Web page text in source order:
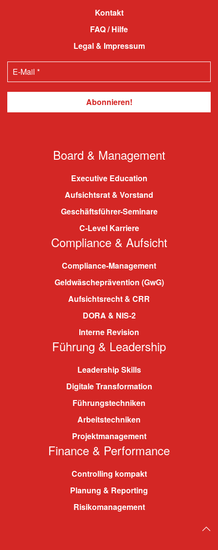
Kontakt
FAQ / Hilfe
Legal & Impressum
Board & Management
Executive Education
Aufsichtsrat & Vorstand
Geschäftsführer-Seminare
C-Level Karriere
Compliance & Aufsicht
Compliance-Management
Geldwäscheprävention (GwG)
Aufsichtsrecht & CRR
DORA & NIS-2
Interne Revision
Führung & Leadership
Leadership Skills
Digitale Transformation
Führungstechniken
Arbeitstechniken
Projektmanagement
Finance & Performance
Controlling kompakt
Planung & Reporting
Risikomanagement